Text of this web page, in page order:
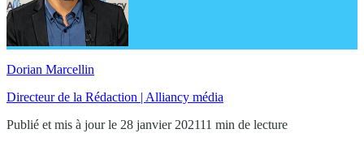
Dorian Marcellin
Directeur de la Rédaction | Alliancy média
Publié et mis à jour le 28 janvier 202111 min de lecture